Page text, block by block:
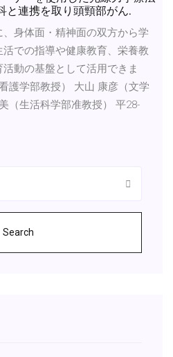
と連携を取り頭頸部がん.
身体面・精神面の双方から学
での指導や健康教育、栄養教
動の基盤として活用できま
護学部教授） 大山 康彦（文学
（生活科学部准教授） 平28-
Search